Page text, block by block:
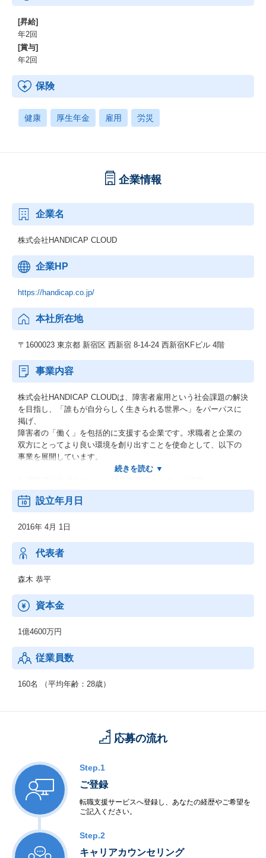
[昇給]
年2回
[賞与]
年2回
保険
健康 厚生年金 雇用 労災
企業情報
企業名
株式会社HANDICAP CLOUD
企業HP
https://handicap.co.jp/
本社所在地
〒1600023 東京都 新宿区 西新宿 8-14-24 西新宿KFビル 4階
事業内容
株式会社HANDICAP CLOUDは、障害者雇用という社会課題の解決
を目指し、「誰もが自分らしく生きられる世界へ」をパーパスに
掲げ、
障害者の「働く」を包括的に支援する企業です。求職者と企業の
双方にとってより良い環境を創り出すことを使命として、以下の
事業を展開しています。
↳日本最大級の規模を誇る障害者向け求人サイトです。3万人以上
の登録者数を誇るこのプラットフォームは、
ーワークや就労移行支援事業所との連携により、多様なニーズに
対応できるのが特徴です。
2. 障害者向けサテライトオフィス「エラビバ サテライトオフィ
ス」の提供:
て働けるよう、バリアフリー環境や医療従事者の常駐などの配慮
がされています。
ける物理的な障壁を軽減できます。
3. 就労支援事業所「エラビバ 就労移行」の運営:
↳就労に必要な知識・能力向上のための訓練や相談、就職活動のサ
ポートなどを提供しています。
ネジメントまでをワンストップでサポートします。
設立年月日
2016年 4月 1日
代表者
森木 恭平
資本金
1億4600万円
従業員数
160名 （平均年齢：28歳）
応募の流れ
Step.1
ご登録
転職支援サービスへ登録し、あなたの経歴やご希望を
ご記入ください。
Step.2
キャリアカウンセリング